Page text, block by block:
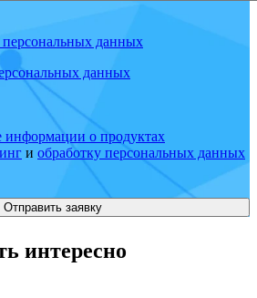
персональных данных
данных
информации о продуктах
и обработку персональных данных
интересно